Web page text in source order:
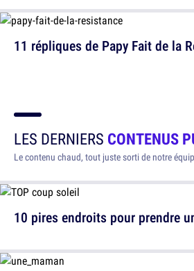
11 répliques de Papy Fait de la
LES DERNIERS CONTENUS
Le contenu chaud, tout juste sorti de notre
10 pires endroits pour prendre